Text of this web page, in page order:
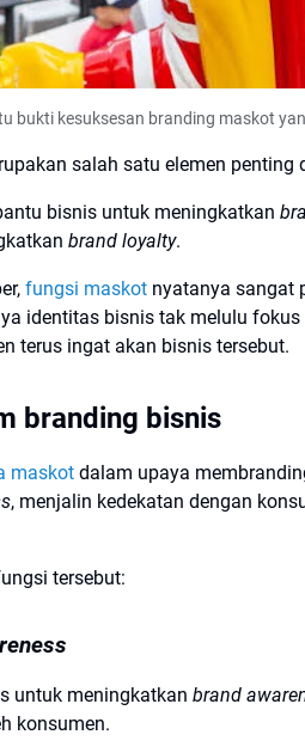
bukti kesuksesan branding maskot
salah satu elemen penting
bisnis untuk meningkatkan
brand loyalty.
fungsi maskot nyatanya sangat
identitas bisnis tak melulu
terus ingat akan bisnis tersebut.
branding bisnis
maskot dalam upaya
, menjalin kedekatan dengan
tersebut:
untuk meningkatkan brand
konsumen.